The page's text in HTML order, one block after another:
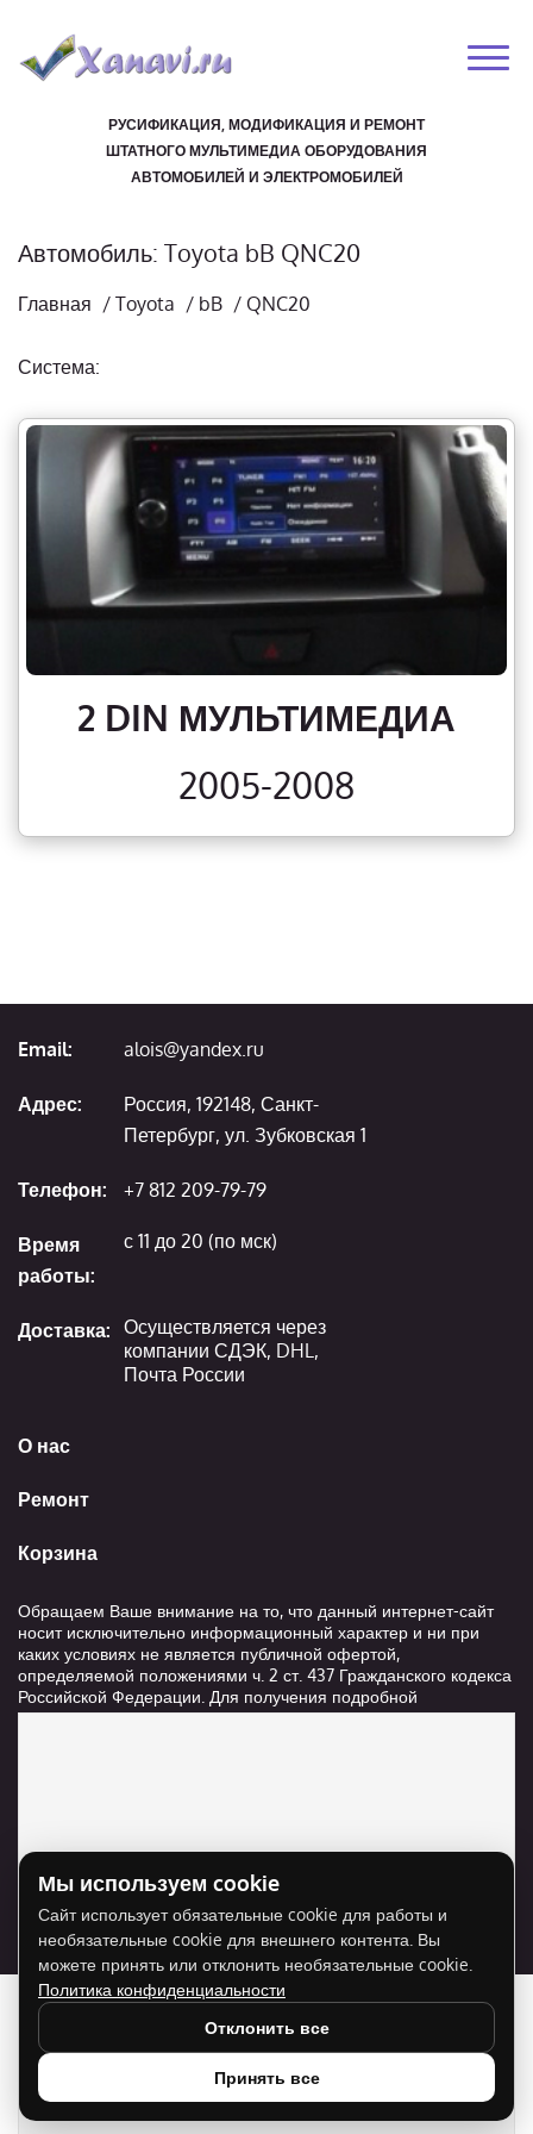
РУСИФИКАЦИЯ, МОДИФИКАЦИЯ И РЕМОНТ
ШТАТНОГО МУЛЬТИМЕДИА ОБОРУДОВАНИЯ
АВТОМОБИЛЕЙ И ЭЛЕКТРОМОБИЛЕЙ
Автомобиль: Toyota bB QNC20
Главная / Toyota / bB / QNC20
Система:
2 DIN МУЛЬТИМЕДИА
2005-2008
О нас
Ремонт
Корзина
Email: alois@yandex.ru
Адрес:
Россия, 192148, Санкт-
Петербург, ул. Зубковская 1
Телефон: +7 812 209-79-79
Время
работы:
с 11 до 20 (по мск)
Доставка: Осуществляется через
компании СДЭК, DHL,
Почта России
Обращаем Ваше внимание на то, что данный интернет-сайт
носит исключительно информационный характер и ни при
каких условиях не является публичной офертой,
определяемой положениями ч. 2 ст. 437 Гражданского кодекса
Российской Федерации. Для получения подробной
информации о стоимости и сроках выполнения услуг,
Для отображения карты нужно разрешить
использование cookie для внешнего контента.
Разрешить cookie
Мы используем cookie
Сайт использует обязательные cookie для работы и
необязательные cookie для внешнего контента. Вы
можете принять или отклонить необязательные cookie.
Политика конфиденциальности
Отклонить все
Принять все